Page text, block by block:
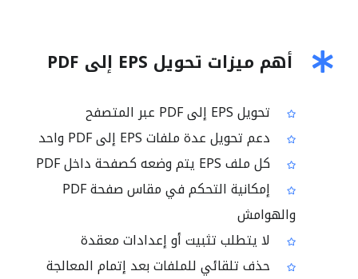
أهم ميزات تحويل EPS إلى PDF
تحويل EPS إلى PDF عبر المتصفح
دعم تحويل عدة ملفات EPS إلى PDF واحد
كل ملف EPS يتم وضعه كصفحة داخل PDF
إمكانية التحكم في مقاس صفحة PDF
والهوامش
لا يتطلب تثبيت أو إعدادات معقدة
حذف تلقائي للملفات بعد إتمام المعالجة